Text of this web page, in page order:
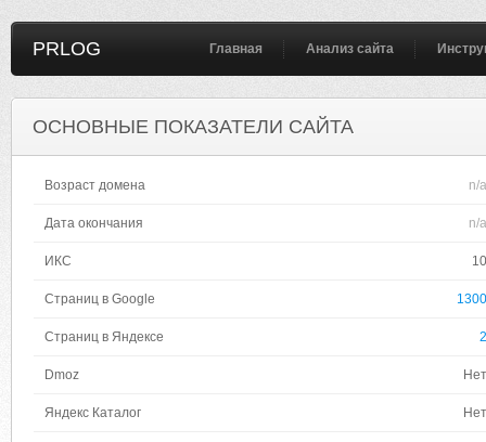
PRLOG Главная Анализ сайта
ОСНОВНЫЕ ПОКАЗАТЕЛИ САЙТА
Возраст домена n/a
Дата окончания n/a
ИКС 10
Страниц в Google 1300
Страниц в Яндексе 2
Dmoz Нет
Яндекс Каталог Нет